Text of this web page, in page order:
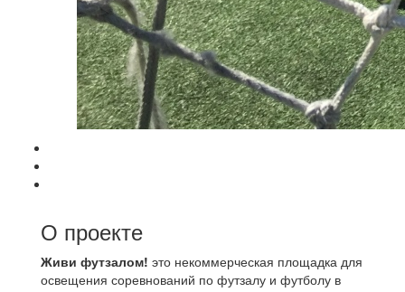
О проекте
Живи футзалом! это некоммерческая площадка для
освещения соревнований по футзалу и футболу в